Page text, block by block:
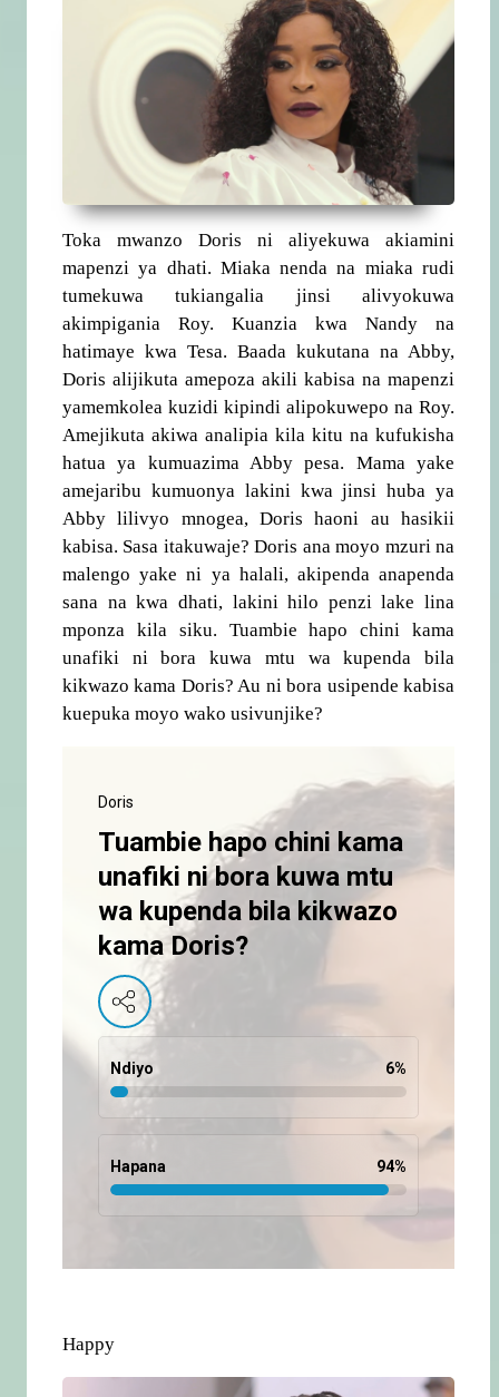
Toka mwanzo Doris ni aliyekuwa akiamini
mapenzi ya dhati. Miaka nenda na miaka rudi
tumekuwa tukiangalia jinsi alivyokuwa
akimpigania Roy. Kuanzia kwa Nandy na
hatimaye kwa Tesa. Baada kukutana na Abby,
Doris alijikuta amepoza akili kabisa na mapenzi
yamemkolea kuzidi kipindi alipokuwepo na Roy.
Amejikuta akiwa analipia kila kitu na kufukisha
hatua ya kumuazima Abby pesa. Mama yake
amejaribu kumuonya lakini kwa jinsi huba ya
Abby lilivyo mnogea, Doris haoni au hasikii
kabisa. Sasa itakuwaje? Doris ana moyo mzuri na
malengo yake ni ya halali, akipenda anapenda
sana na kwa dhati, lakini hilo penzi lake lina
mponza kila siku. Tuambie hapo chini kama
unafiki ni bora kuwa mtu wa kupenda bila
kikwazo kama Doris? Au ni bora usipende kabisa
kuepuka moyo wako usivunjike?
Doris
Tuambie hapo chini kama
unafiki ni bora kuwa mtu
wa kupenda bila kikwazo
kama Doris?
Ndiyo 6%
Hapana 94%
Happy